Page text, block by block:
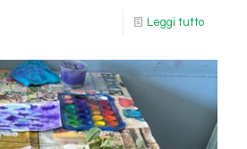
Leggi tutto